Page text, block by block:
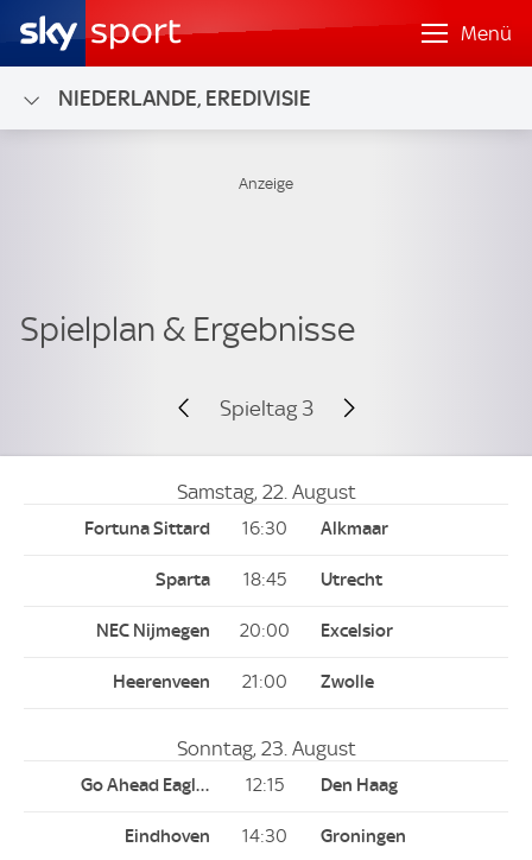
Menü
NIEDERLANDE, EREDIVISIE
Spieltag 3
Samstag, 22. August
16:30
18:45
20:00
21:00
Sonntag, 23. August
12:15
14:30